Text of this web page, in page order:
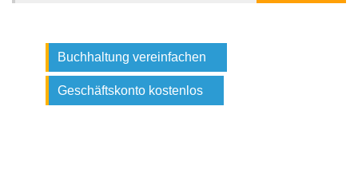
Buchhaltung vereinfachen
Geschäftskonto kostenlos